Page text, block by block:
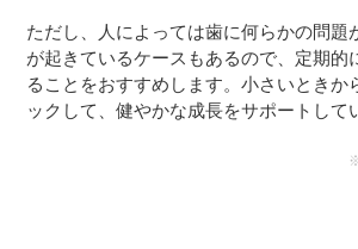
ただし、人によっては歯に何らかの問題
が起きているケースもあるので、定期的
ることをおすすめします。小さいときか
ックして、健やかな成長をサポートして